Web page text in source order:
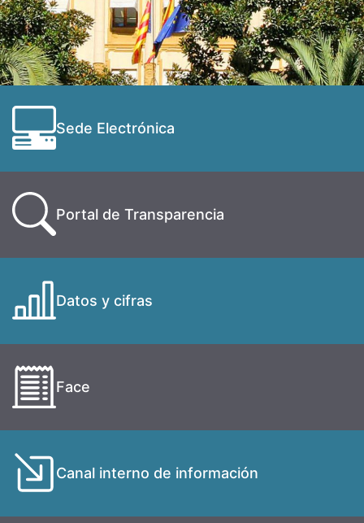
Sede Electrónica
Portal de Transparencia
Datos y cifras
Face
Canal interno de información